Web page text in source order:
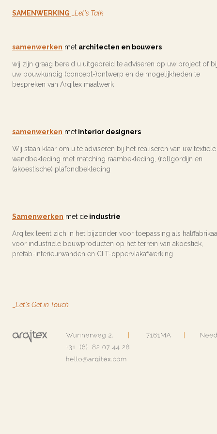
SAMENWERKING Let's Talk
samenwerken met architecten en bouwers
wij zijn graag bereid u uitgebreid te adviseren op uw project of
uw bouwkundig (concept-)ontwerp en de mogelijkheden te
bespreken van Arqitex maatwerk
samenwerken met interior designers
Wij staan klaar om u te adviseren bij het realiseren van uw textiele
wandbekleding met matching raambekleding, (rol)gordijn en
(akoestische) plafondbekleding
Samenwerken met de industrie
Arqitex leent zich in het bijzonder voor toepassing als
voor industriële bouwproducten op het terrein van akoestiek,
prefab-interieurwanden en CLT-oppervlakafwerking.
Let's Get in Touch